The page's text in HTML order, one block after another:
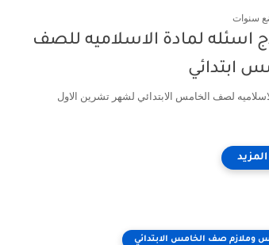
سنوات
اسئله لمادة الاسلاميه للصف
ابتدائي
لصف الخامس الابتدائي لشهر تشرين الاول
وملازم صف الخامس الابتدائي